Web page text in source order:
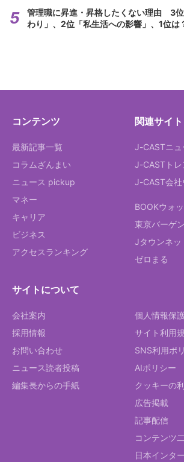
管理職に昇進・昇格したくない理由 3
わり」、2位「私生活への影響」、1位は
コンテンツ
最新記事一覧
コラムざんまい
ニュース pickup
マネー
キャリア
ビジネス
アクセスランキング
関連サイト
J-CASTニュ
J-CASTトレ
J-CAST会社
BOOKウォ
東京バーゲ
Jタウンネッ
ゼロまる
サイトについて
会社案内
採用情報
お問い合わせ
ニュース読者投稿
編集長からの手紙
個人情報保
サイト利用
SNS利用ポ
AIポリシー
クッキーの
広告掲載
記事配信
コンテンツ
日本インタ